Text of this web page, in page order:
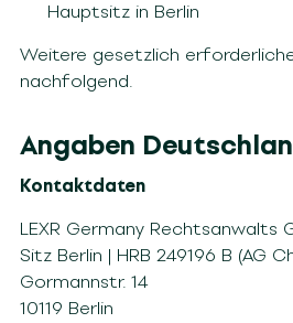
Hauptsitz in Berlin
Weitere gesetzlich
nachfolgend.
Angaben
Kontaktdaten
LEXR Germany Rechtsanwalts
Sitz Berlin | HRB 249196 B (AG
Gormannstr. 14
10119 Berlin